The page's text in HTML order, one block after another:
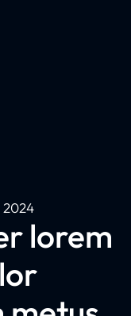
2024
lorem